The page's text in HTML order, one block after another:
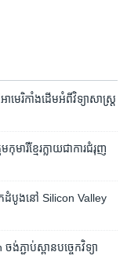
េរិកាំង​ដើម​អំពី​វិទ្យាសាស្ត្រ
មារី​ខ្មែរ​ក្លាយ​ជា​​ការ​ជំរុញ​
ើក​ដំបូង​នៅ​ Silicon Valley
ជាប់​ស្ពាន​​បច្ចេកវិទ្យា​